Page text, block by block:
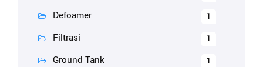
Defoamer 1
Filtrasi 1
Ground Tank 1